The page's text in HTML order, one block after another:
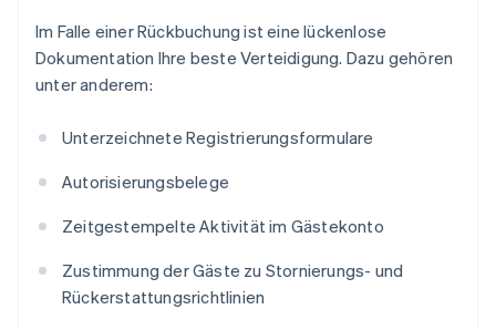
Im Falle einer Rückbuchung ist eine lückenlose
Dokumentation Ihre beste Verteidigung. Dazu gehören
unter anderem:
Unterzeichnete Registrierungsformulare
Autorisierungsbelege
Zeitgestempelte Aktivität im Gästekonto
Zustimmung der Gäste zu Stornierungs- und
Rückerstattungsrichtlinien